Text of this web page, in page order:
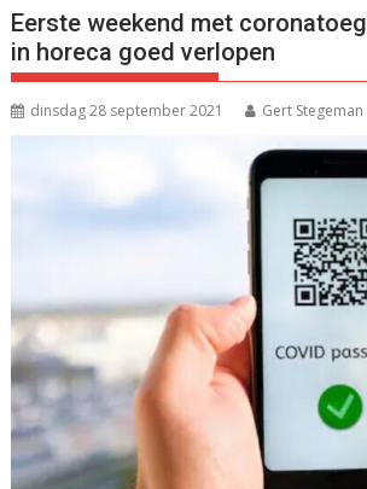
Eerste weekend met
in horeca goed verlopen
dinsdag 28 september 2021 Gert Stegeman